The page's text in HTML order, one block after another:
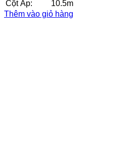
Cột Áp:
10.5m
Thêm vào giỏ hàng